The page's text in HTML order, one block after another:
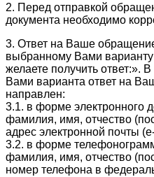
2. Перед отправкой
документа необходимо
3. Ответ на Ваше
выбранному Вами
желаете получить ответ:».
Вами варианта ответ на
направлен:
3.1. в форме электронного
фамилия, имя, отчество
адрес электронной почты
3.2. в форме
фамилия, имя, отчество
номер телефона в